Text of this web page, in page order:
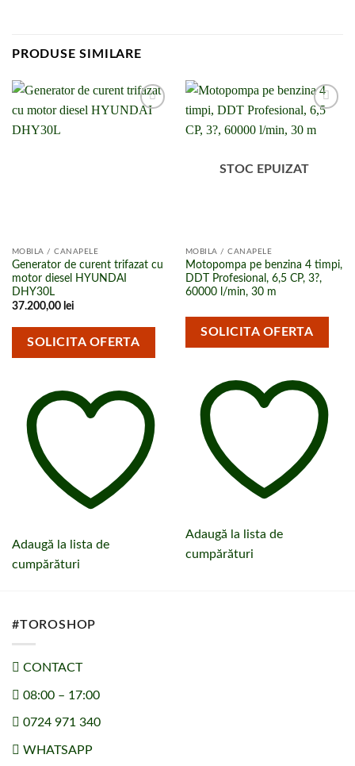
PRODUSE SIMILARE
MOBILA / CANAPELE
Generator de curent trifazat cu
motor diesel HYUNDAI
DHY30L
37.200,00 lei
SOLICITA OFERTA
Adaugă la lista de
cumpărături
lista de
STOC EPUIZAT
MOBILA / CANAPELE
Motopompa pe benzina 4 timpi,
DDT Profesional, 6,5 CP, 3?,
60000 l/min, 30 m
SOLICITA OFERTA
Adaugă la lista de
cumpărături
#TOROSHOP
CONTACT
08:00 – 17:00
0724 971 340
WHATSAPP